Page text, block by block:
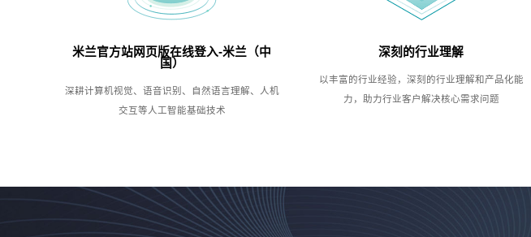
米兰官方站网页版在线登入-米兰（中
国）
深耕计算机视觉、语音识别、自然语言理解、人机
交互等人工智能基础技术
深刻的行业理解
以丰富的行业经验，深刻的行业理解和产品化能
力，助力行业客户解决核心需求问题